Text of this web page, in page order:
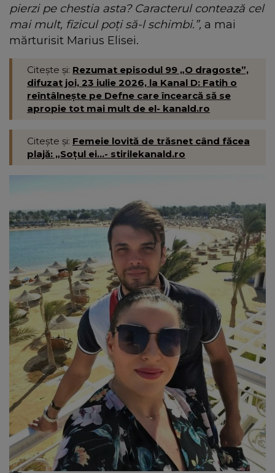
pierzi pe chestia asta? Caracterul contează cel
mai mult, fizicul poți să-l schimbi.”, a mai
mărturisit Marius Elisei.
Citește și: Rezumat episodul 99 „O dragoste”,
difuzat joi, 23 iulie 2026, la Kanal D: Fatih o
reîntâlnește pe Defne care încearcă să se
apropie tot mai mult de el- kanald.ro
Citește și: Femeie lovită de trăsnet când făcea
plajă: „Soțul ei...- stirilekanald.ro